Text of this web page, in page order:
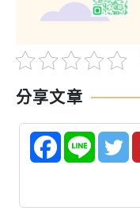
分享文章